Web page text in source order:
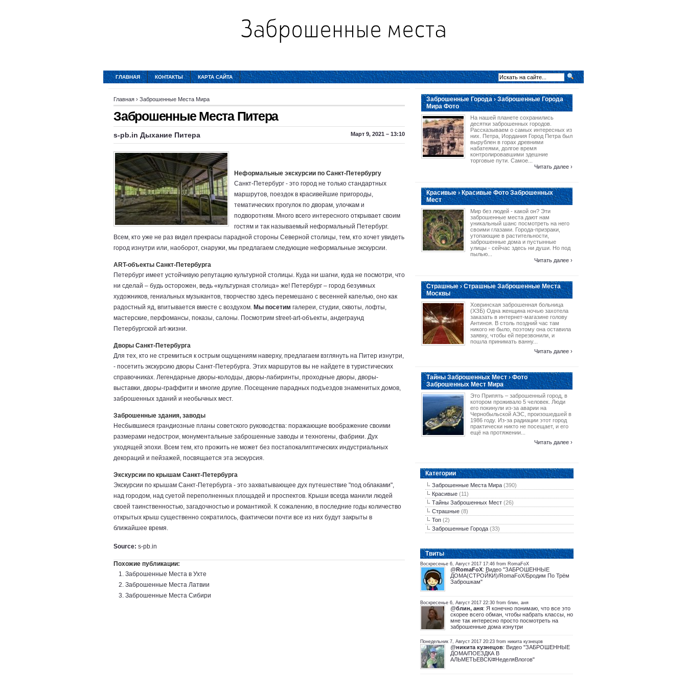
ГЛАВНАЯ КОНТАКТЫ КАРТА САЙТА
Главная › Заброшенные Места Мира
Заброшенные Места Питера
s-pb.in Дыхание Питера Март 9, 2021 – 13:10
Неформальные экскурсии по Санкт-Петербургу
Санкт-Петербург - это город не только стандартных
маршрутов, поездок в красивейшие пригороды,
тематических прогулок по дворам, улочкам и
подворотням. Много всего интересного открывает своим
гостям и так называемый неформальный Петербург.
Всем, кто уже не раз видел прекрасы парадной стороны Северной столицы, тем, кто хочет увидеть
город изнутри или, наоборот, снаружи, мы предлагаем следующие неформальные экскурсии.
ART-объекты Санкт-Петербурга
Петербург имеет устойчивую репутацию культурной столицы. Куда ни шагни, куда не посмотри, что
ни сделай – будь осторожен, ведь «культурная столица» же! Петербург – город безумных
художников, гениальных музыкантов, творчество здесь перемешано с весенней капелью, оно как
радостный яд, впитывается вместе с воздухом. Мы посетим галереи, студии, сквоты, лофты,
мастерские, перфомансы, показы, салоны. Посмотрим street-art-объекты, андеграунд
Петербургской art-жизни.
Дворы Санкт-Петербурга
Для тех, кто не стремиться к острым ощущениям наверху, предлагаем взглянуть на Питер изнутри,
- посетить экскурсию дворы Санкт-Петербурга. Этих маршрутов вы не найдете в туристических
справочниках. Легендарные дворы-колодцы, дворы-лабиринты, проходные дворы, дворы-
выставки, дворы-граффити и многие другие. Посещение парадных подъездов знаменитых домов,
заброшенных зданий и необычных мест.
Заброшенные здания, заводы
Несбывшиеся грандиозные планы советского руководства: поражающие воображение своими
размерами недострои, монументальные заброшенные заводы и техногены, фабрики. Дух
уходящей эпохи. Всем тем, кто прожить не может без постапокалиптических индустриальных
декораций и пейзажей, посвящается эта экскурсия.
Экскурсии по крышам Санкт-Петербурга
Экскурсии по крышам Санкт-Петербурга - это захватывающее дух путешествие "под облаками",
над городом, над суетой переполненных площадей и проспектов. Крыши всегда манили людей
своей таинственностью, загадочностью и романтикой. К сожалению, в последние годы количество
открытых крыш существенно сократилось, фактически почти все из них будут закрыты в
ближайшее время.
Source: s-pb.in
Похожие публикации:
Заброшенные Места в Ухте
Заброшенные Места Латвии
Заброшенные Места Сибири
Заброшенные Города › Заброшенные Города
Мира Фото
На нашей планете сохранились
десятки заброшенных городов.
Рассказываем о самых интересных из
них. Петра, Иордания Город Петра был
вырублен в горах древними
набатеями, долгое время
контролировавшими здешние
торговые пути. Самое...
Читать далее ›
Красивые › Красивые Фото Заброшенных
Мест
Мир без людей - какой он? Эти
заброшенные места дают нам
уникальный шанс посмотреть на него
своими глазами. Города-призраки,
утопающие в растительности,
заброшенные дома и пустынные
улицы - сейчас здесь ни души. Но под
пылью...
Читать далее ›
Страшные › Страшные Заброшенные Места
Москвы
Ховринская заброшенная больница
(ХЗБ) Одна женщина ночью захотела
заказать в интернет-магазине голову
Антиноя. В столь поздний час там
никого не было, поэтому она оставила
заявку, чтобы ей перезвонили, и
пошла принимать ванну...
Читать далее ›
Тайны Заброшенных Мест › Фото
Заброшенных Мест Мира
Это Припять – заброшенный город, в
котором проживало 5 человек. Люди
его покинули из-за аварии на
Чернобыльской АЭС, произошедшей в
1986 году. Из-за радиации этот город
практически никто не посещает, и его
ещё на протяжении...
Читать далее ›
Категории
Заброшенные Места Мира (390)
Красивые (11)
Тайны Заброшенных Мест (26)
Страшные (8)
Топ (2)
Заброшенные Города (33)
Tвиты
Воскресенье 6, Август 2017 17:46 from RomaFoX
@RomaFoX: Видео "ЗАБРОШЕННЫЕ
ДОМА(СТРОЙКИ)/RomaFoX/Бродим По Трём
Заброшкам"
Воскресенье 6, Август 2017 22:30 from блин, аня
@блин, аня: Я конечно понимаю, что все это
скорее всего обман, чтобы набрать классы, но
мне так интересно просто посмотреть на
заброшенные дома изнутри
Понедельник 7, Август 2017 20:23 from никита кузнецов
@никита кузнецов: Видео "ЗАБРОШЕННЫЕ
ДОМА/ПОЕЗДКА В
АЛЬМЕТЬЕВСК/#НеделяВлогов"